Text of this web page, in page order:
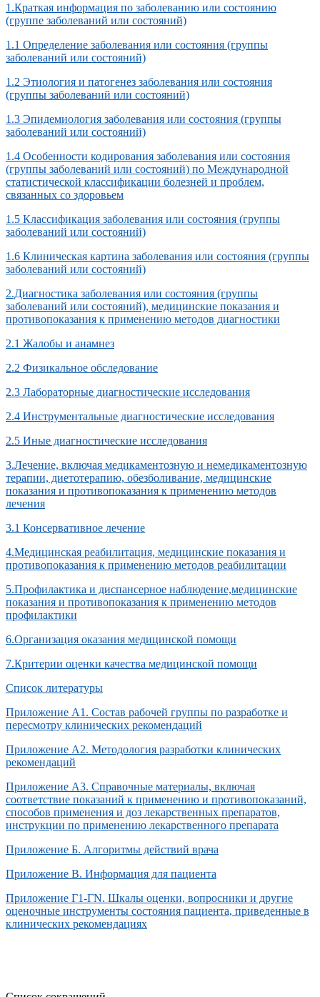
1.Краткая информация по заболеванию или состоянию
(группе заболеваний или состояний)
1.1 Определение заболевания или состояния (группы
заболеваний или состояний)
1.2 Этиология и патогенез заболевания или состояния
(группы заболеваний или состояний)
1.3 Эпидемиология заболевания или состояния (группы
заболеваний или состояний)
1.4 Особенности кодирования заболевания или состояния
(группы заболеваний или состояний) по Международной
статистической классификации болезней и проблем,
связанных со здоровьем
1.5 Классификация заболевания или состояния (группы
заболеваний или состояний)
1.6 Клиническая картина заболевания или состояния (группы
заболеваний или состояний)
2.Диагностика заболевания или состояния (группы
заболеваний или состояний), медицинские показания и
противопоказания к применению методов диагностики
2.1 Жалобы и анамнез
2.2 Физикальное обследование
2.3 Лабораторные диагностические исследования
2.4 Инструментальные диагностические исследования
2.5 Иные диагностические исследования
3.Лечение, включая медикаментозную и немедикаментозную
терапии, диетотерапию, обезболивание, медицинские
показания и противопоказания к применению методов
лечения
3.1 Консервативное лечение
4.Медицинская реабилитация, медицинские показания и
противопоказания к применению методов реабилитации
5.Профилактика и диспансерное наблюдение,медицинские
показания и противопоказания к применению методов
профилактики
6.Организация оказания медицинской помощи
7.Критерии оценки качества медицинской помощи
Список литературы
Приложение А1. Состав рабочей группы по разработке и
пересмотру клинических рекомендаций
Приложение А2. Методология разработки клинических
рекомендаций
Приложение А3. Справочные материалы, включая
соответствие показаний к применению и противопоказаний,
способов применения и доз лекарственных препаратов,
инструкции по применению лекарственного препарата
Приложение Б. Алгоритмы действий врача
Приложение В. Информация для пациента
Приложение Г1-ГN. Шкалы оценки, вопросники и другие
оценочные инструменты состояния пациента, приведенные в
клинических рекомендациях